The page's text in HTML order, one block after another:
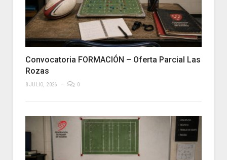
Convocatoria FORMACIÓN – Oferta Parcial Las
Rozas
8 JULIO, 2026 0